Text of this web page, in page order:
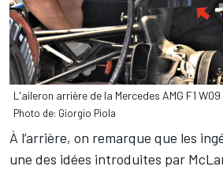
L'aileron arrière de la Mercedes AMG F1 W09
Photo de: Giorgio Piola
À l’arrière, on remarque que les
une des idées introduites par